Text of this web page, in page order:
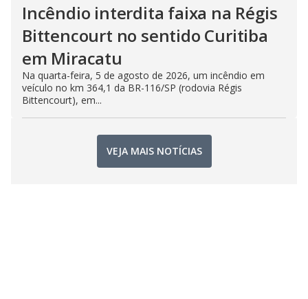
Incêndio interdita faixa na Régis
Bittencourt no sentido Curitiba
em Miracatu
Na quarta-feira, 5 de agosto de 2026, um incêndio em
veículo no km 364,1 da BR-116/SP (rodovia Régis
Bittencourt), em...
VEJA MAIS NOTÍCIAS